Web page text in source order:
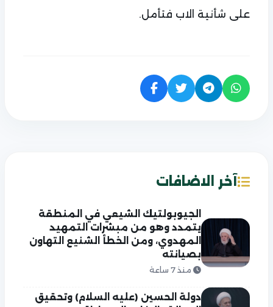
على شأنية الاب فتأمل.
آخر الاضافات
الجيوبولتيك الشيعي في المنطقة
يتمدد وهو من مبشرات التمهيد
المهدوي، ومن الخطأ الشنيع التهاون
بصيانته
منذ 7 ساعة
دولة الحسين (عليه السلام) وتحقيق